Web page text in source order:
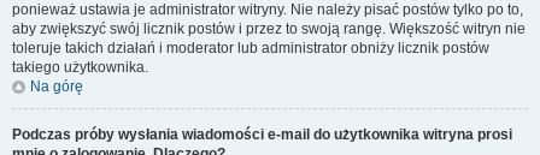
ponieważ ustawia je administrator witryny. Nie należy pisać postów tylko po to,
aby zwiększyć swój licznik postów i przez to swoją rangę. Większość witryn nie
toleruje takich działań i moderator lub administrator obniży licznik postów
takiego użytkownika.
Na górę
Podczas próby wysłania wiadomości e-mail do użytkownika witryna prosi